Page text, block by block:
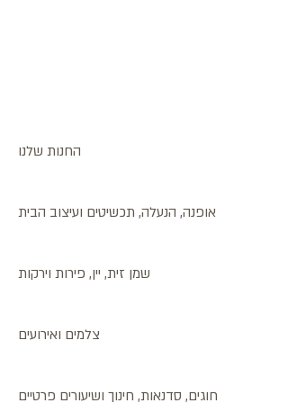
החנות שלנו
אופנה, הנעלה, תכשיטים ועיצוב הבית
שמן זית, יין, פירות וירקות
צלמים ואירועים
חוגים, סדנאות, חינוך ושיעורים פרטיים